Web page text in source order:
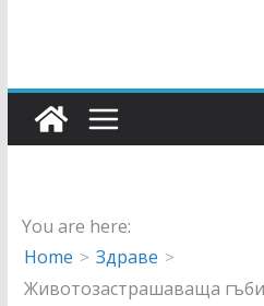
You are here:
Home
Здраве
Животозастрашаваща